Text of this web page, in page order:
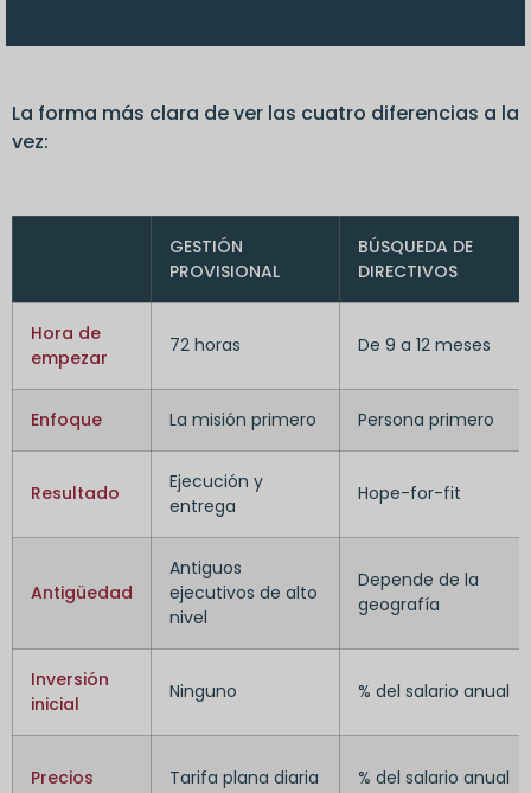
La forma más clara de ver las cuatro diferencias a la
vez:
GESTIÓN
PROVISIONAL
BÚSQUEDA DE
DIRECTIVOS
Hora de
empezar
72 horas De 9 a 12 meses
Enfoque La misión primero Persona primero
Resultado
Ejecución y
entrega
Hope-for-fit
Antigüedad
Antiguos
ejecutivos de alto
nivel
Depende de la
geografía
Inversión
inicial
Ninguno % del salario anual
Precios Tarifa plana diaria % del salario anual